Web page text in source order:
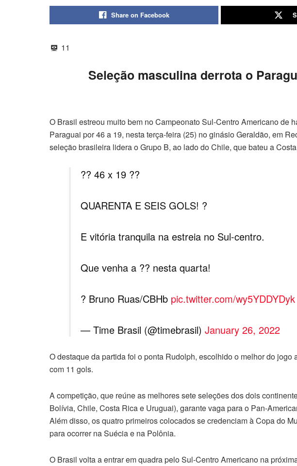
Share on Facebook
11
Seleção masculina derrota o
O Brasil estreou muito bem no Campeonato Sul-Centro Americano de
Paraguai por 46 a 19, nesta terça-feira (25) no ginásio Geraldão, em
seleção brasileira lidera o Grupo B, ao lado do Chile, que bateu a
?? 46 x 19 ??
QUARENTA E SEIS GOLS! ?
E vitória tranquila na estreia no Sul-centro.
Que venha a ?? nesta quarta!
? Bruno Ruas/CBHb pic.twitter.com/wy5YDDYDyk
— Time Brasil (@timebrasil) January 26, 2022
O destaque da partida foi o ponta Rudolph, escolhido o melhor do jogo
com 11 gols.
A competição, que reúne as melhores sete seleções dos dois
Bolívia, Chile, Costa Rica e Uruguai), garante vaga para o Pan-
Além disso, os quatro primeiros colocados se credenciam à Copa do
para ocorrer na Suécia e na Polônia.
O Brasil volta a entrar em quadra pelo Sul-Centro Americano na